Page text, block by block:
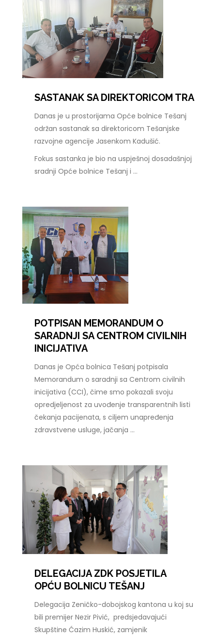
SASTANAK SA DIREKTORICOM TRA
Danas je u prostorijama Opće bolnice Tešanj
održan sastanak sa direktoricom Tešanjske
razvojne agencije Jasenkom Kadušić.
Fokus sastanka je bio na uspješnoj dosadašnjoj
sradnji Opće bolnice Tešanj i ...
POTPISAN MEMORANDUM O
SARADNJI SA CENTROM CIVILNIH
INICIJATIVA
Danas je Opća bolnica Tešanj potpisala
Memorandum o saradnji sa Centrom civilnih
inicijativa (CCI), čime smo pokazali svoju
opredjeljenost za uvođenje transparentnih listi
čekanja pacijenata, s ciljem unapređenja
zdravstvene usluge, jačanja ...
DELEGACIJA ZDK POSJETILA
OPĆU BOLNICU TEŠANJ
Delegacija Zeničko-dobojskog kantona u koj su
bili premijer Nezir Pivić, predsjedavajući
Skupštine Ćazim Huskić, zamjenik